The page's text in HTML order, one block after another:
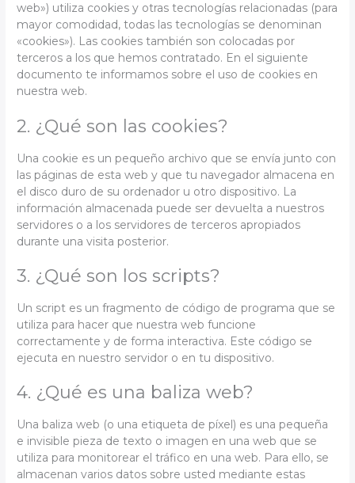
web») utiliza cookies y otras tecnologías relacionadas (para
mayor comodidad, todas las tecnologías se denominan
«cookies»). Las cookies también son colocadas por
terceros a los que hemos contratado. En el siguiente
documento te informamos sobre el uso de cookies en
nuestra web.
2. ¿Qué son las cookies?
Una cookie es un pequeño archivo que se envía junto con
las páginas de esta web y que tu navegador almacena en
el disco duro de su ordenador u otro dispositivo. La
información almacenada puede ser devuelta a nuestros
servidores o a los servidores de terceros apropiados
durante una visita posterior.
3. ¿Qué son los scripts?
Un script es un fragmento de código de programa que se
utiliza para hacer que nuestra web funcione
correctamente y de forma interactiva. Este código se
ejecuta en nuestro servidor o en tu dispositivo.
4. ¿Qué es una baliza web?
Una baliza web (o una etiqueta de píxel) es una pequeña
e invisible pieza de texto o imagen en una web que se
utiliza para monitorear el tráfico en una web. Para ello, se
almacenan varios datos sobre usted mediante estas